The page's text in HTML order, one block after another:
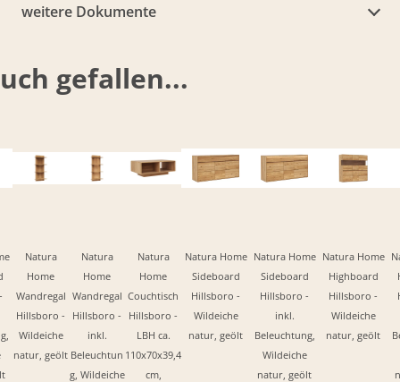
weitere Dokumente
gefallen...
Natura
Home
Wandregal
Hillsboro -
Wildeiche
natur, geölt
Natura
Home
Wandregal
Hillsboro -
inkl.
Beleuchtun
g, Wildeiche
Natura
Home
Couchtisch
Hillsboro -
LBH ca.
110x70x39,4
cm,
Natura Home
Sideboard
Hillsboro -
Wildeiche
natur, geölt
Natura Home
Sideboard
Hillsboro -
inkl.
Beleuchtung,
Wildeiche
natur, geölt
Natura Home
Highboard
Hillsboro -
Wildeiche
natur, geölt